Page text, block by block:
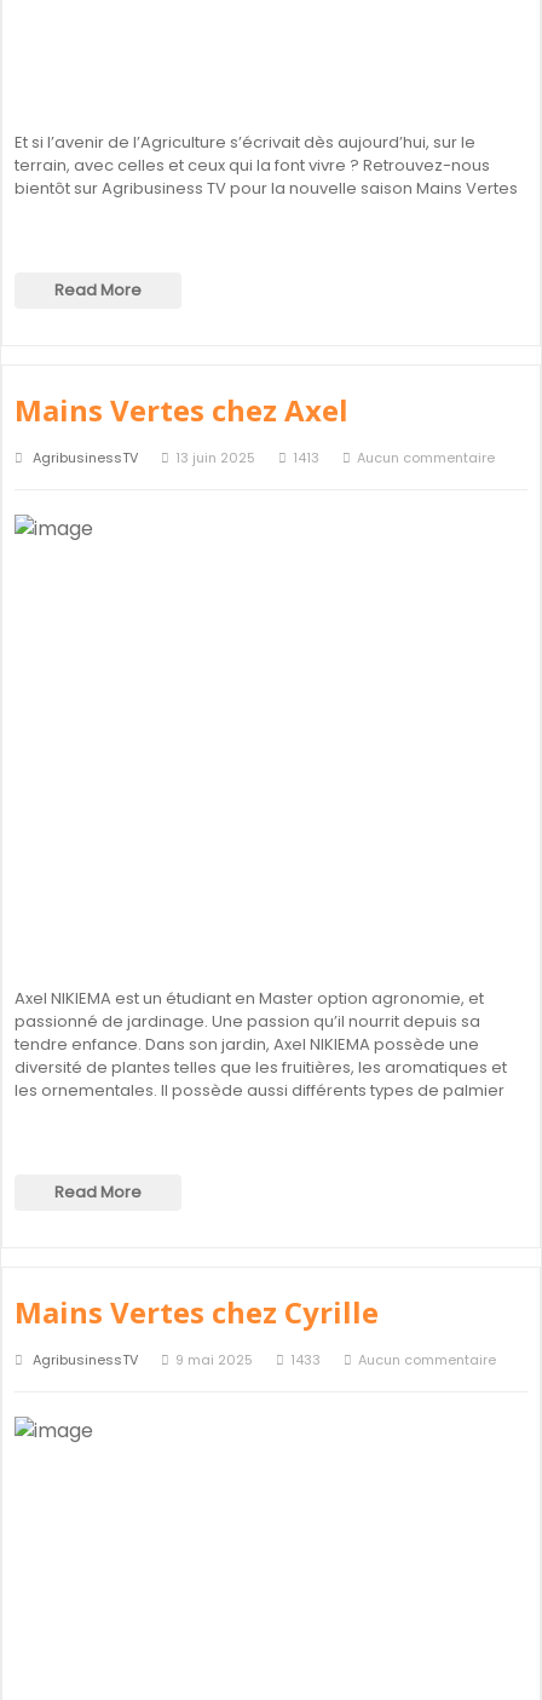
Et si l’avenir de l’Agriculture s’écrivait dès aujourd’hui, sur le
terrain, avec celles et ceux qui la font vivre ? Retrouvez-nous
bientôt sur Agribusiness TV pour la nouvelle saison Mains Vertes
Read More
Mains Vertes chez Axel
AgribusinessTV 13 juin 2025 1413 Aucun commentaire
Axel NIKIEMA est un étudiant en Master option agronomie, et
passionné de jardinage. Une passion qu’il nourrit depuis sa
tendre enfance. Dans son jardin, Axel NIKIEMA possède une
diversité de plantes telles que les fruitières, les aromatiques et
les ornementales. Il possède aussi différents types de palmier
Read More
Mains Vertes chez Cyrille
AgribusinessTV 9 mai 2025 1433 Aucun commentaire